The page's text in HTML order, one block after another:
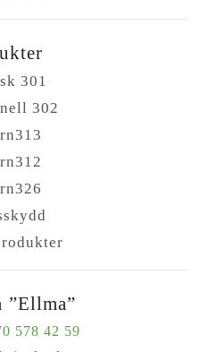
301
302
”Ellma”
578 42 59